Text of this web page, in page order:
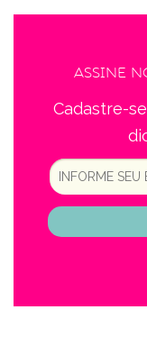
Assine
Cadastre-